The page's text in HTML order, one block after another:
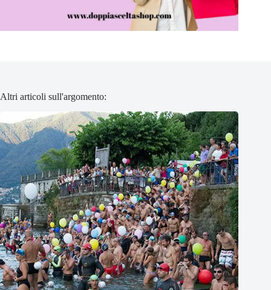
Altri articoli sull'argomento: